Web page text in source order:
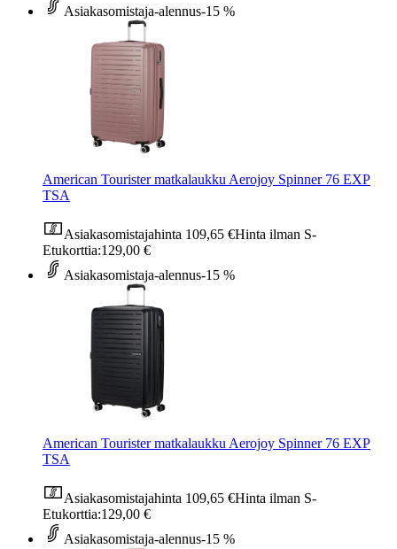
Asiakasomistaja-alennus-15 %
American Tourister matkalaukku Aerojoy Spinner 76 EXP
TSA
Asiakasomistajahinta 109,65 €Hinta ilman S-
Etukorttia:129,00 €
Asiakasomistaja-alennus-15 %
American Tourister matkalaukku Aerojoy Spinner 76 EXP
TSA
Asiakasomistajahinta 109,65 €Hinta ilman S-
Etukorttia:129,00 €
Asiakasomistaja-alennus-15 %